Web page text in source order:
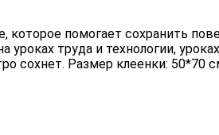
помогает сохранить
уроках труда и технологии,
сохнет. Размер клеенки: